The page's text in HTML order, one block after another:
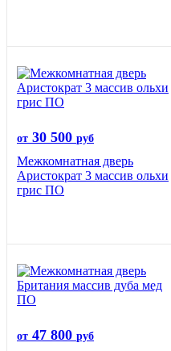
от 30 500 руб
Межкомнатная дверь
Аристократ 3 массив ольхи
грис ПО
от 47 800 руб